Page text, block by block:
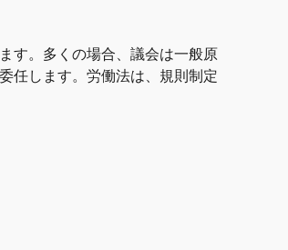
す。多くの場合、議会は一般原
任します。労働法は、規則制定